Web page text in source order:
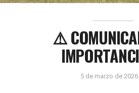
⚠️
5 de marzo de 2026